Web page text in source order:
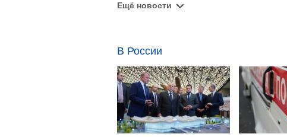
Ещё новости
В России